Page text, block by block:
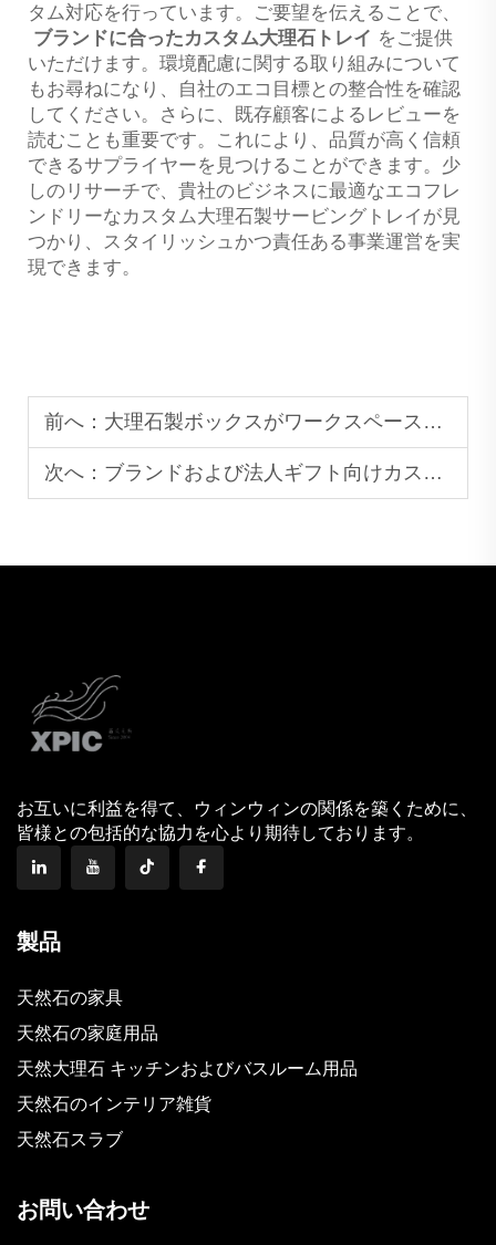
タム対応を行っています。ご要望を伝えることで、
ブランドに合ったカスタム大理石トレイ をご提供
いただけます。環境配慮に関する取り組みについて
もお尋ねになり、自社のエコ目標との整合性を確認
してください。さらに、既存顧客によるレビューを
読むことも重要です。これにより、品質が高く信頼
できるサプライヤーを見つけることができます。少
しのリサーチで、貴社のビジネスに最適なエコフレ
ンドリーなカスタム大理石製サービングトレイが見
つかり、スタイリッシュかつ責任ある事業運営を実
現できます。
前へ： 大理石製ボックスがワークスペースの美観を向上させる方法
次へ： ブランドおよび法人ギフト向けカスタム大理石製花瓶
お互いに利益を得て、ウィンウィンの関係を築くために、
皆様との包括的な協力を心より期待しております。
製品
天然石の家具
天然石の家庭用品
天然大理石 キッチンおよびバスルーム用品
天然石のインテリア雑貨
天然石スラブ
お問い合わせ